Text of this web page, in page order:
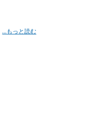
...もっと読む